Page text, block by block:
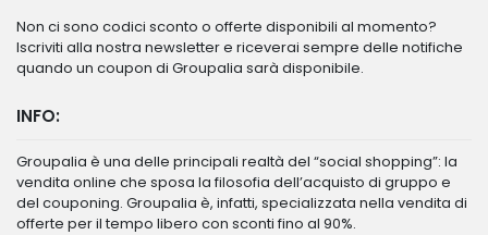
Non ci sono codici sconto o offerte disponibili al momento?
Iscriviti alla nostra newsletter e riceverai sempre delle notifiche
quando un coupon di Groupalia sarà disponibile.
INFO:
Groupalia è una delle principali realtà del “social shopping”: la
vendita online che sposa la filosofia dell’acquisto di gruppo e
del couponing. Groupalia è, infatti, specializzata nella vendita di
offerte per il tempo libero con sconti fino al 90%.